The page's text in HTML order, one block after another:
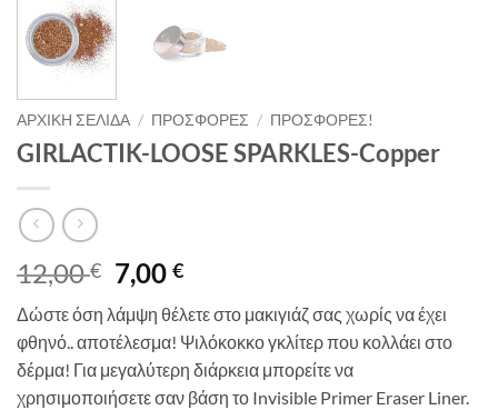
ΑΡΧΙΚΉ ΣΕΛΊΔΑ / ΠΡΟΣΦΟΡΈΣ / ΠΡΟΣΦΟΡΈΣ!
GIRLACTIK-LOOSE SPARKLES-Copper
12,00€ Original
price
was:
12,00 €.
7,00€Η
τρέχουσα
τιμή
είναι:
7,00 €.
Δώστε όση λάμψη θέλετε στο μακιγιάζ σας χωρίς να έχει
φθηνό.. αποτέλεσμα! Ψιλόκοκκο γκλίτερ που κολλάει στο
δέρμα! Για μεγαλύτερη διάρκεια μπορείτε να
χρησιμοποιήσετε σαν βάση το Invisible Primer Eraser Liner.